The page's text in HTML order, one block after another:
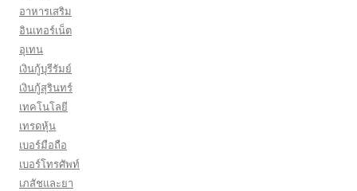
อาหารเสริม
อินเทอร์เน็ต
อุเทน
เงินกู้บุรีรัมย์
เงินกู้สุรินทร์
เทคโนโลยี
เทรดหุ้น
เบอร์มือถือ
เบอร์โทรศัพท์
เภสัชและยา